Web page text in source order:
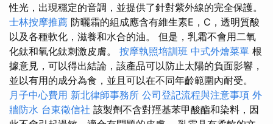
性光，出現穩定的音調，並提供了針對紫外線的完全保護。
士林按摩推薦 防曬霜的組成應含有維生素E，C，透明質酸
以及各種軟化，滋養和水合的油。 但是，乳霜不會用二氧
化鈦和氧化鈦刺激皮膚。 按摩執照培訓班 中式外燴菜單 根
據意見，可以得出結論，該產品可以防止太陽的負面影響，
並以有用的成分為食，並且可以在不同年齡範圍內耐受。
月子中心費用 新北律師事務所 公司登記流程與注意事項 外
牆防水 台東徵信社 該製劑不含對羥基苯甲酸酯和染料，因